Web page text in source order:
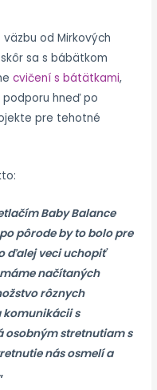
od Mirkových
sa s bábätkom
cvičení s bátätkami,
hneď po
pre tehotné
Baby Balance
pôrode by to bolo pre
ďalej veci uchopiť
načítaných
rôznych
komunikácii s
osobným stretnutiam s
nás osmelí a